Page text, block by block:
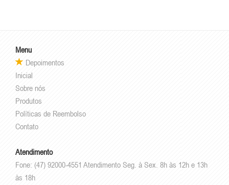
Menu
Depoimentos
Inicial
Sobre nós
Produtos
Políticas de Reembolso
Contato
Atendimento
Fone: (47) 92000-4551 Atendimento Seg. à Sex. 8h às 12h e 13h
às 18h